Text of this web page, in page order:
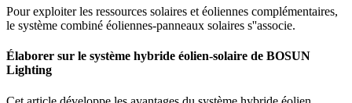
Pour exploiter les ressources solaires et éoliennes complémentaires,
le système combiné éoliennes-panneaux solaires s''associe.
Élaborer sur le système hybride éolien-solaire de BOSUN
Lighting